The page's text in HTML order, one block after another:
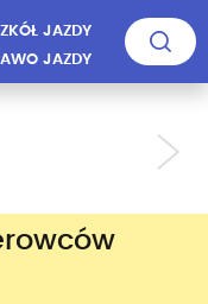
JAZDY
JAZDY